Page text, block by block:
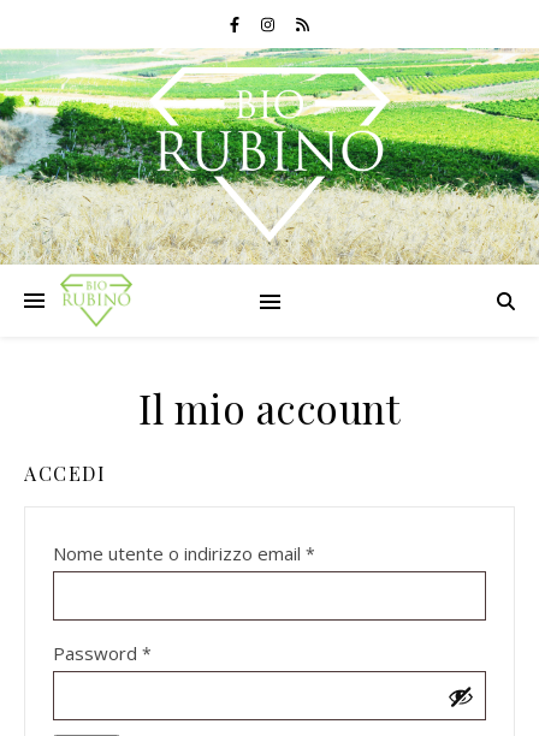
Il mio account
ACCEDI
Nome utente o indirizzo email *
Password *